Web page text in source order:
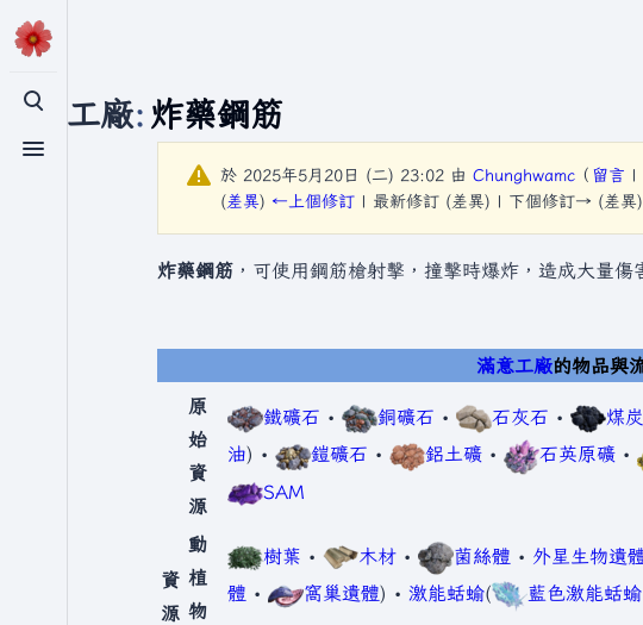
切換搜尋
切換選單
滿意工廠: 炸藥鋼筋
於 2025年5月20日 (二) 23:02 由 Chunghwamc （ 留言 |
(差異) ←上個修訂 | 最新修訂 (差異) | 下個修訂→ (差異)
炸藥鋼筋 ，可使用鋼筋槍射擊，撞擊時爆炸，造成大量傷
滿意工廠的物品與
資
源
原
始
資
源
鐵礦石 • 銅礦石 • 石灰石 • 煤炭
油) • 鎧礦石 • 鋁土礦 • 石英原礦 •
SAM
動
植
物
樹葉 • 木材 • 菌絲體 • 外星生物遺
體 • 窩巢遺體) • 激能蛞蝓( 藍色激能蛞蝓